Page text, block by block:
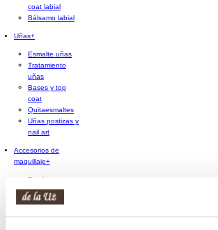
coat labial
Bálsamo labial
Uñas+
Esmalte uñas
Tratamiento
uñas
Bases y top
coat
Quitaesmaltes
Uñas postizas y
nail art
Accesorios de
maquillaje+
Brochas y
pinceles
Esponjas de